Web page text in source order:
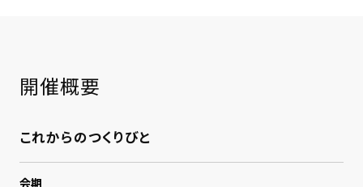
開催概要
これからのつくりびと
会期